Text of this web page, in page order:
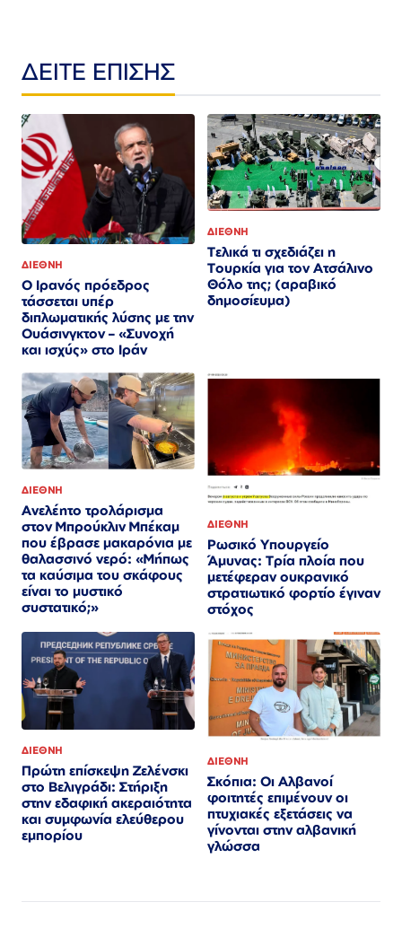
ΔΕΙΤΕ ΕΠΙΣΗΣ
ΔΙΕΘΝΗ
Ο Ιρανός πρόεδρος
τάσσεται υπέρ
διπλωματικής λύσης με την
Ουάσινγκτον – «Συνοχή
και ισχύς» στο Ιράν​​​​​​​​​​​​​​​​​​​​​​​​​​​​​​​​​​​​​​​​​​​​​​​​​​
ΔΙΕΘΝΗ
Τελικά τι σχεδιάζει η
Τουρκία για τον Ατσάλινο
Θόλο της; (αραβικό
δημοσίευμα)
ΔΙΕΘΝΗ
Ανελέητο τρολάρισμα
στον Μπρούκλιν Μπέκαμ
που έβρασε μακαρόνια με
θαλασσινό νερό: «Μήπως
τα καύσιμα του σκάφους
είναι το μυστικό
συστατικό;»
ΔΙΕΘΝΗ
Ρωσικό Υπουργείο
Άμυνας: Τρία πλοία που
μετέφεραν ουκρανικό
στρατιωτικό φορτίο έγιναν
στόχος
ΔΙΕΘΝΗ
Πρώτη επίσκεψη Ζελένσκι
στο Βελιγράδι: Στήριξη
στην εδαφική ακεραιότητα
και συμφωνία ελεύθερου
εμπορίου
ΔΙΕΘΝΗ
Σκόπια: Οι Αλβανοί
φοιτητές επιμένουν οι
πτυχιακές εξετάσεις να
γίνονται στην αλβανική
γλώσσα